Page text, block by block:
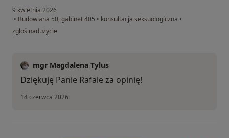
9 kwietnia 2026
• Budowlana 50, gabinet 405 • konsultacja seksuologiczna •
w opinii użytkownika Rafał
zgłoś nadużycie
mgr Magdalena Tylus
Dziękuję Panie Rafale za opinię!
14 czerwca 2026